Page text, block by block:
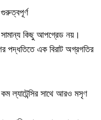
কিছু আপগ্রেড নয়।
পদ্ধতিতে এক বিরাট অগ্রগতির
ল্যাটেন্সির সাথে আরও মসৃণ